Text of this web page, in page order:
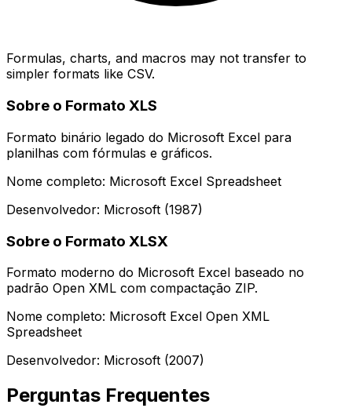
Formulas, charts, and macros may not transfer to
simpler formats like CSV.
Sobre o Formato XLS
Formato binário legado do Microsoft Excel para
planilhas com fórmulas e gráficos.
Nome completo: Microsoft Excel Spreadsheet
Desenvolvedor: Microsoft (1987)
Sobre o Formato XLSX
Formato moderno do Microsoft Excel baseado no
padrão Open XML com compactação ZIP.
Nome completo: Microsoft Excel Open XML
Spreadsheet
Desenvolvedor: Microsoft (2007)
Perguntas Frequentes